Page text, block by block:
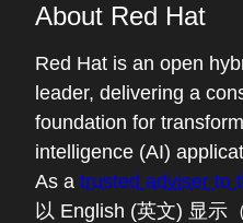
About Red Hat
Red Hat is an open
leader, delivering a
foundation for
intelligence (AI)
As a trusted adviser to
以 English (英文) 显示